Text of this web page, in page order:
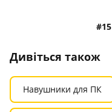
#15
Дивіться також
Навушники для ПК